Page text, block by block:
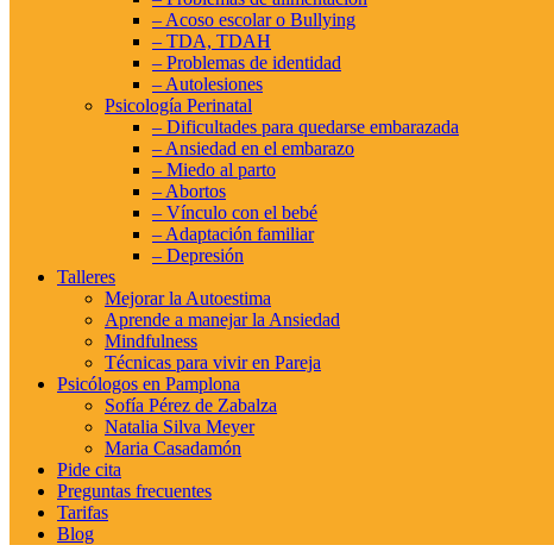
– Acoso escolar o Bullying
– TDA, TDAH
– Problemas de identidad
– Autolesiones
Psicología Perinatal
– Dificultades para quedarse embarazada
– Ansiedad en el embarazo
– Miedo al parto
– Abortos
– Vínculo con el bebé
– Adaptación familiar
– Depresión
Talleres
Mejorar la Autoestima
Aprende a manejar la Ansiedad
Mindfulness
Técnicas para vivir en Pareja
Psicólogos en Pamplona
Sofía Pérez de Zabalza
Natalia Silva Meyer
Maria Casadamón
Pide cita
Preguntas frecuentes
Tarifas
Blog